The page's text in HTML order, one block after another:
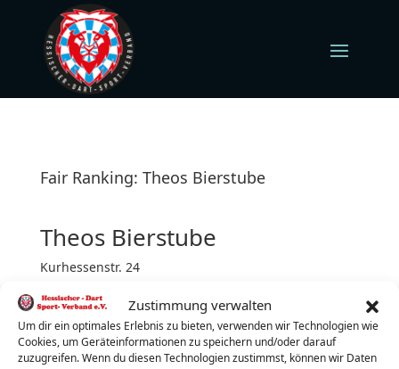
Zustimmung verwalten
Um dir ein optimales Erlebnis zu bieten, verwenden wir Technologien wie
Cookies, um Geräteinformationen zu speichern und/oder darauf
zuzugreifen. Wenn du diesen Technologien zustimmst, können wir Daten
Fair Ranking: Theos Bierstube
Theos Bierstube
Kurhessenstr. 24
Dienstag (jeden)
Turnierbeginn: 19:00 Uhr
Turnierleiter:Marcus Axt